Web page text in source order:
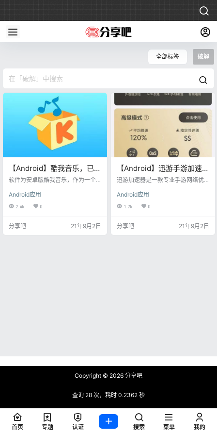
全部标签 破解
【Android】酷我音乐，已解
锁VIP
软件为安卓版酷我音乐，作为一个
乐有用庞大的版权库，提供高品质
音乐，无损音乐下载，拥有各类音
品质音乐在线听，好音质，用酷
我。 分享吧只进行软件搜集分享，
Android应用
2.4k 0
分享吧 21年9月2日
【Android】迅游手游加速
器，VIP学习版
迅游加速器是一款专业手游网络优
问题造成的游戏卡顿、延迟、掉
线、加载缓慢等一系列问题，提高
应用截图 迅游加速器 更新日志 202
1-09-02（v5.2.13.2） 1.更直观的
Android应用
1.7k 0
分享吧 21年9月2日
Copyright © 2026 分享吧
查询 28 次，耗时 0.2362 秒
首页 专题 认证 搜索 菜单 我的